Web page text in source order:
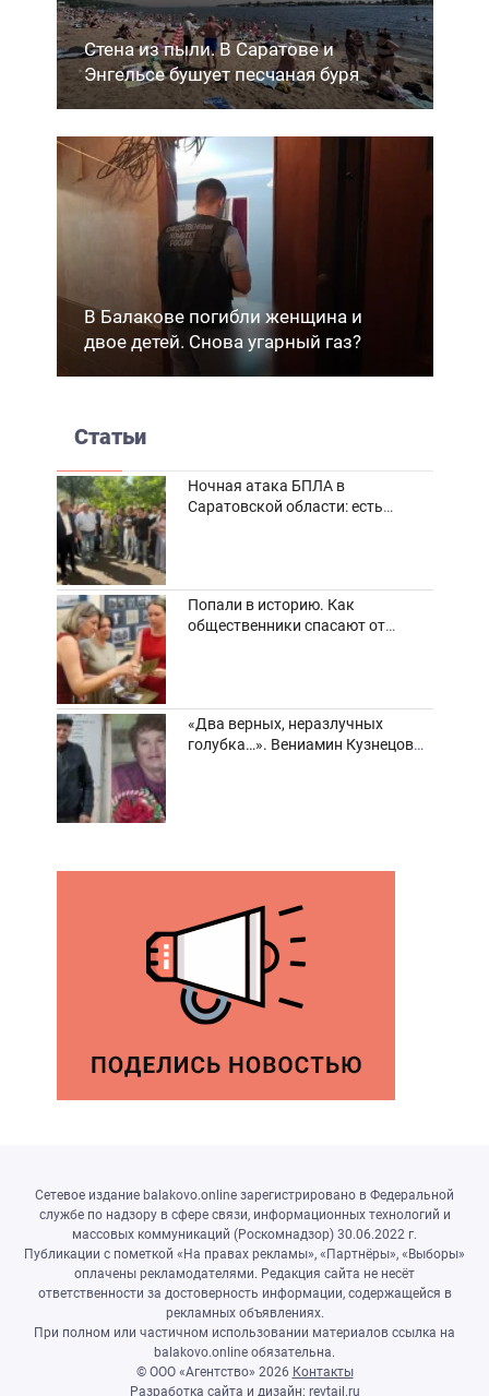
Стена из пыли. В Саратове и
Энгельсе бушует песчаная буря
В Балакове погибли женщина и
двое детей. Снова угарный газ?
Статьи
Ночная атака БПЛА в
Саратовской области: есть
Попали в историю. Как
общественники спасают от
«Два верных, неразлучных
голубка…». Вениамин Кузнецов
Сетевое издание balakovo.online зарегистрировано в Федеральной
службе по надзору в сфере связи, информационных технологий и
массовых коммуникаций (Роскомнадзор) 30.06.2022 г.
Публикации с пометкой «На правах рекламы», «Партнёры», «Выборы»
оплачены рекламодателями. Редакция сайта не несёт
ответственности за достоверность информации, содержащейся в
рекламных объявлениях.
При полном или частичном использовании материалов ссылка на
balakovo.online обязательна.
© ООО «Агентство» 2026 Контакты
Разработка сайта и дизайн: revtail.ru